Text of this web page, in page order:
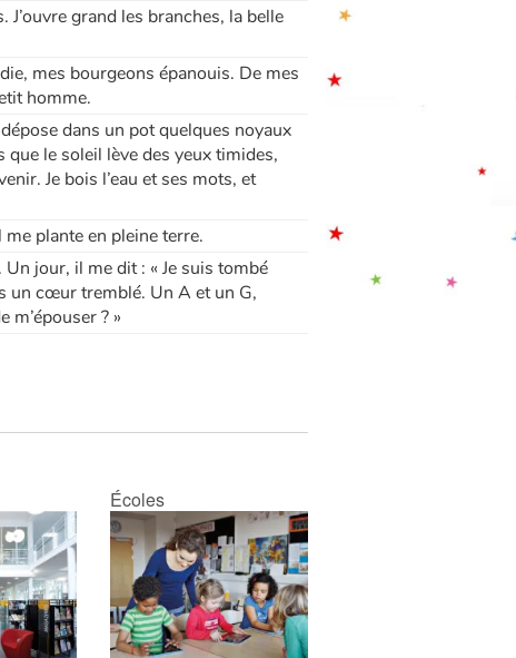
grand les branches, la belle
mes bourgeons épanouis. De mes
homme.
dans un pot quelques noyaux
que le soleil lève des yeux timides,
Je bois l’eau et ses mots, et
plante en pleine terre.
jour, il me dit : « Je suis tombé
un cœur tremblé. Un A et un G,
m’épouser ? »
Écoles